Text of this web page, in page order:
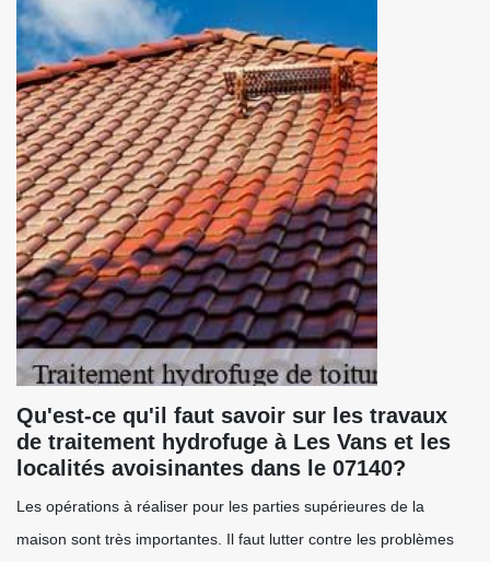
Qu'est-ce qu'il faut savoir sur les travaux
de traitement hydrofuge à Les Vans et les
localités avoisinantes dans le 07140?
Les opérations à réaliser pour les parties supérieures de la
maison sont très importantes. Il faut lutter contre les problèmes